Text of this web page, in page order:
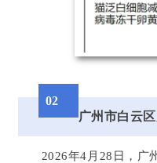
02
广州市白云
2026年4月28日，广